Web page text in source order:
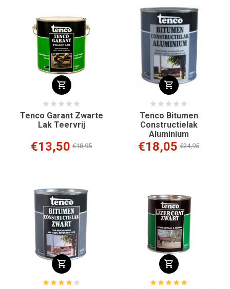
Tenco Garant Zwarte
Lak Teervrij
€13,50 €18,95
Tenco Bitumen
Constructielak
Aluminium
€18,05 €24,95